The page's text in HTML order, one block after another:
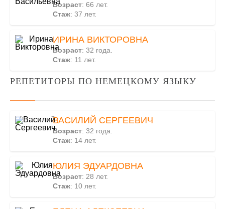
Возраст: 66 лет.
Стаж: 37 лет.
ИРИНА ВИКТОРОВНА
Возраст: 32 года.
Стаж: 11 лет.
РЕПЕТИТОРЫ ПО НЕМЕЦКОМУ ЯЗЫКУ
ВАСИЛИЙ СЕРГЕЕВИЧ
Возраст: 32 года.
Стаж: 14 лет.
ЮЛИЯ ЭДУАРДОВНА
Возраст: 28 лет.
Стаж: 10 лет.